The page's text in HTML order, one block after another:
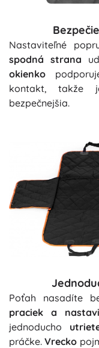
Nastaviteľné
spodná strana
okienko
kontakt, takže
bezpečnejšia.
Poťah nasadíte
praciek a
jednoducho
práčke.Vrecko